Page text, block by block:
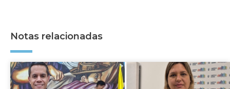
Notas relacionadas